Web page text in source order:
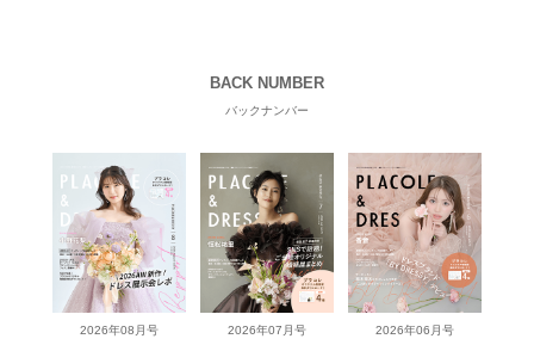
BACK NUMBER
バックナンバー
2026年08月号 2026年07月号 2026年06月号